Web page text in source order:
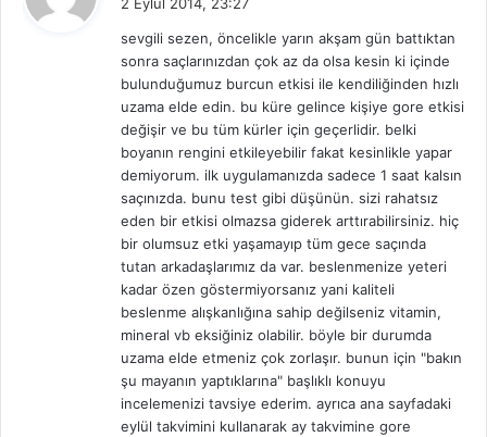
i
k
i
sevgili sezen, öncelikle yarın akşam gün battıktan
sonra saçlarınızdan çok az da olsa kesin ki içinde
bulunduğumuz burcun etkisi ile kendiliğinden hızlı
uzama elde edin. bu küre gelince kişiye gore etkisi
değişir ve bu tüm kürler için geçerlidir. belki
boyanın rengini etkileyebilir fakat kesinlikle yapar
demiyorum. ilk uygulamanızda sadece 1 saat kalsın
saçınızda. bunu test gibi düşünün. sizi rahatsız
eden bir etkisi olmazsa giderek arttırabilirsiniz. hiç
bir olumsuz etki yaşamayıp tüm gece saçında
tutan arkadaşlarımız da var. beslenmenize yeteri
kadar özen göstermiyorsanız yani kaliteli
beslenme alışkanlığına sahip değilseniz vitamin,
mineral vb eksiğiniz olabilir. böyle bir durumda
uzama elde etmeniz çok zorlaşır. bunun için "bakın
şu mayanın yaptıklarına" başlıklı konuyu
incelemenizi tavsiye ederim. ayrıca ana sayfadaki
eylül takvimini kullanarak ay takvimine gore